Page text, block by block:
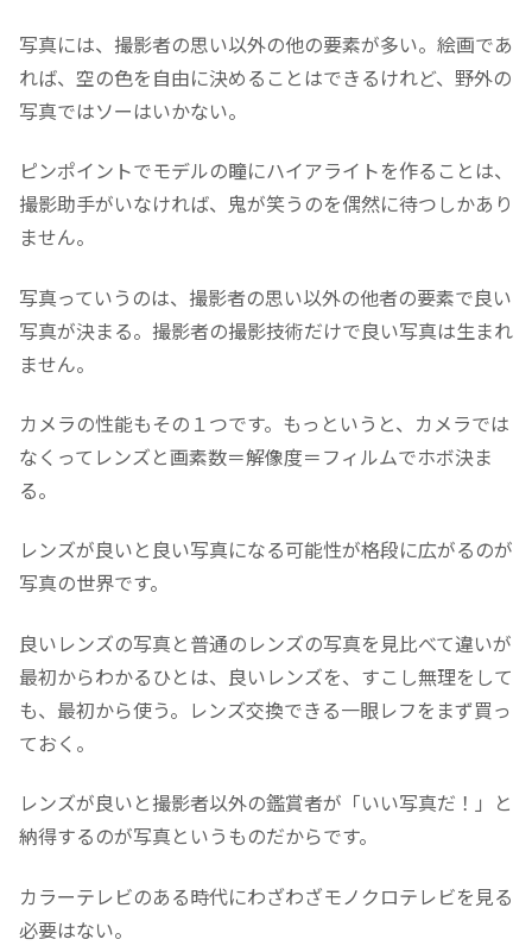
写真には、撮影者の思い以外の他の要素が多い。絵画であ
れば、空の色を自由に決めることはできるけれど、野外の
写真ではソーはいかない。
ピンポイントでモデルの瞳にハイアライトを作ることは、
撮影助手がいなければ、鬼が笑うのを偶然に待つしかあり
ません。
写真っていうのは、撮影者の思い以外の他者の要素で良い
写真が決まる。撮影者の撮影技術だけで良い写真は生まれ
ません。
カメラの性能もその１つです。もっというと、カメラでは
なくってレンズと画素数＝解像度＝フィルムでホボ決ま
る。
レンズが良いと良い写真になる可能性が格段に広がるのが
写真の世界です。
良いレンズの写真と普通のレンズの写真を見比べて違いが
最初からわかるひとは、良いレンズを、すこし無理をして
も、最初から使う。レンズ交換できる一眼レフをまず買っ
ておく。
レンズが良いと撮影者以外の鑑賞者が「いい写真だ！」と
納得するのが写真というものだからです。
カラーテレビのある時代にわざわざモノクロテレビを見る
必要はない。